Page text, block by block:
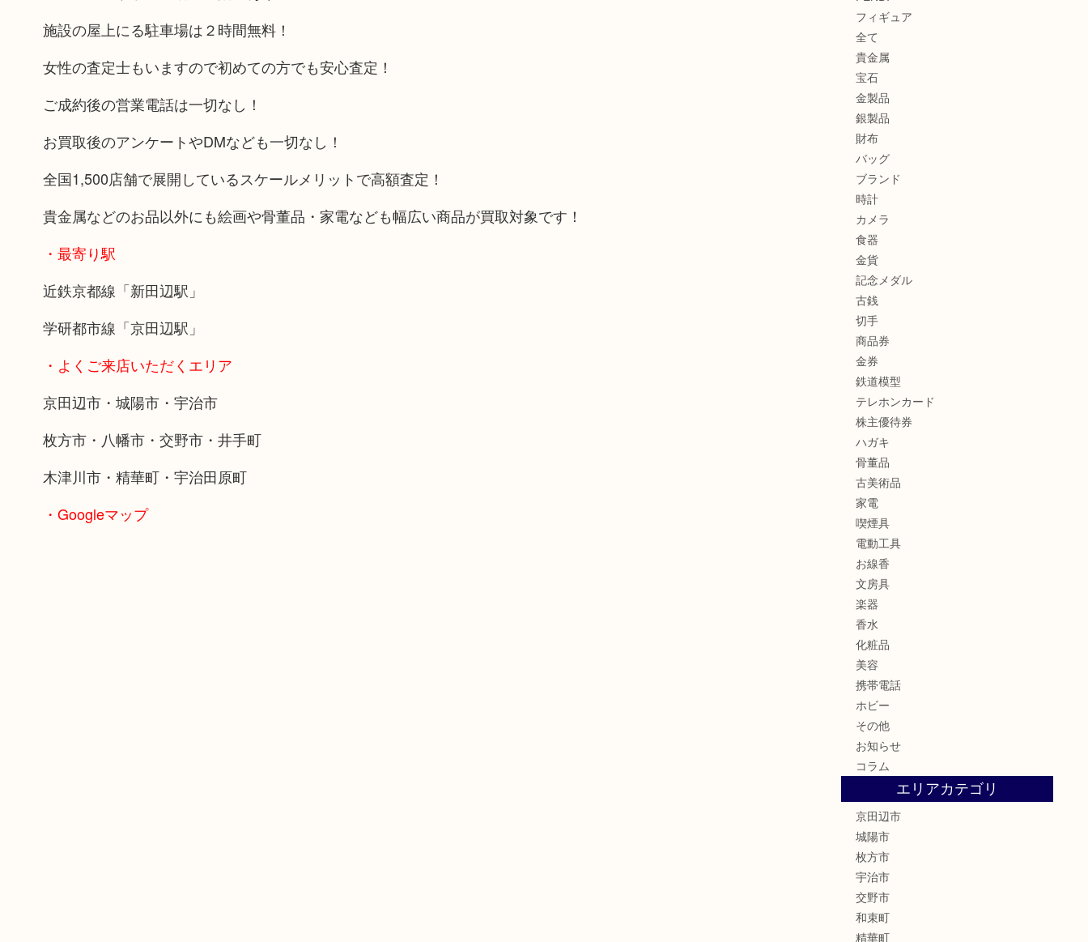
施設の屋上にる駐車場は２時間無料！
女性の査定士もいますので初めての方でも安心査定！
ご成約後の営業電話は一切なし！
お買取後のアンケートやDMなども一切なし！
全国1,500店舗で展開しているスケールメリットで高額査定！
貴金属などのお品以外にも絵画や骨董品・家電なども幅広い商品が買取対象です！
・最寄り駅
近鉄京都線「新田辺駅」
学研都市線「京田辺駅」
・よくご来店いただくエリア
京田辺市・城陽市・宇治市
枚方市・八幡市・交野市・井手町
木津川市・精華町・宇治田原町
・Googleマップ
フィギュア
全て
貴金属
宝石
金製品
銀製品
財布
バッグ
ブランド
時計
カメラ
食器
金貨
記念メダル
古銭
切手
商品券
金券
鉄道模型
テレホンカード
株主優待券
ハガキ
骨董品
古美術品
家電
喫煙具
電動工具
お線香
文房具
楽器
香水
化粧品
美容
携帯電話
ホビー
その他
お知らせ
コラム
エリアカテゴリ
京田辺市
城陽市
枚方市
宇治市
交野市
和束町
精華町